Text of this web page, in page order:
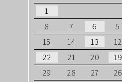
1
5
6
7
8
12
13
14
15
19
20
21
22
26
27
28
29